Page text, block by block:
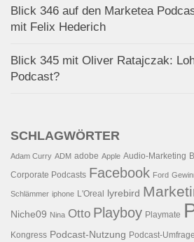
Blick 346 auf den Marketea
mit Felix Hederich
Blick 345 mit Oliver Ratajczak:
Podcast?
SCHLAGWÖRTER
Adam Curry ADM adobe Apple Audio-Marketing
Corporate Podcasts Facebook Ford
Schlämmer iphone L'Oreal lyrebird
Niche09 Nina Otto Playboy Playmate
Kongress Podcast-Nutzung Podcast-Umfrage